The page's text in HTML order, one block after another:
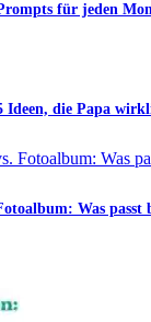
für jeden
Ideen, die Papa
Was passt